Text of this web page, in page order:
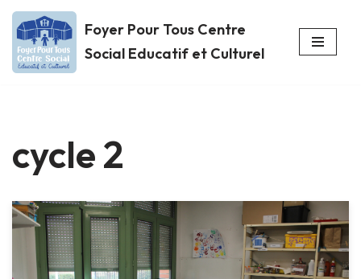
Aller
au
Foyer Pour Tous Centre
Social Educatif et Culturel
cycle 2